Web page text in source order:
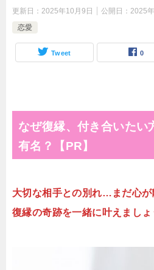
更新日： 2025年10月9日 公開日： 2025
恋愛
Tweet 0
なぜ復縁、付き合いたい
有名？【PR】
大切な相手との別れ…まだ心が
復縁の奇跡を一緒に叶えましょ